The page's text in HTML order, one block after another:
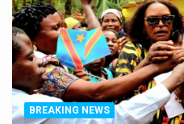
BREAKING NEWS